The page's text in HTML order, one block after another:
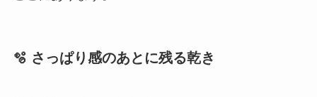
🫧 さっぱり感のあとに残る乾き